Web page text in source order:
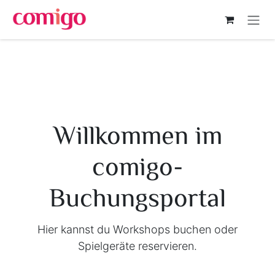
Zum Inhalt springen
Willkommen im
comigo-
Buchungsportal
Hier kannst du Workshops buchen oder
Spielgeräte reservieren.